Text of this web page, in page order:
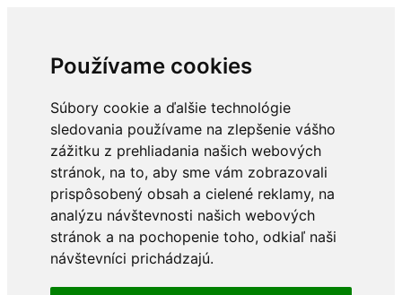
Používame cookies
Súbory cookie a ďalšie technológie
sledovania používame na zlepšenie vášho
zážitku z prehliadania našich webových
stránok, na to, aby sme vám zobrazovali
prispôsobený obsah a cielené reklamy, na
analýzu návštevnosti našich webových
stránok a na pochopenie toho, odkiaľ naši
návštevníci prichádzajú.